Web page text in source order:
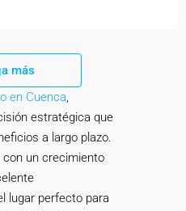
más
en Cuenca,
estratégica que
a largo plazo.
con un crecimiento
lugar perfecto para